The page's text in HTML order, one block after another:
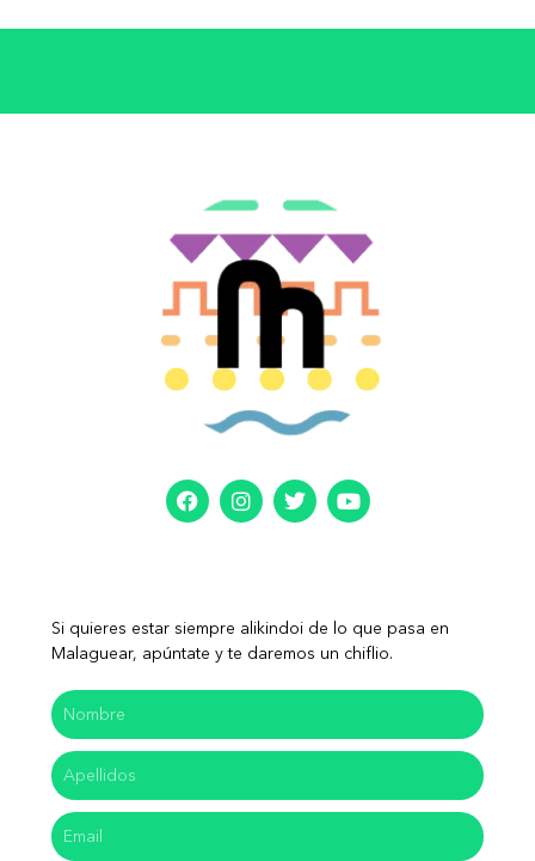
Si quieres estar siempre alikindoi de lo que pasa en
Malaguear, apúntate y te daremos un chiflio.